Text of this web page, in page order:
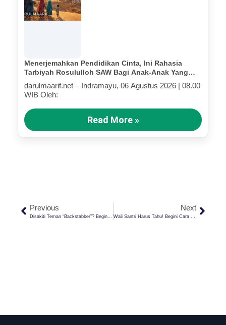
Menerjemahkan Pendidikan Cinta, Ini Rahasia
Tarbiyah Rosululloh SAW Bagi Anak-Anak Yang
Terluka (Bagian IV)
darulmaarif.net – Indramayu, 06 Agustus 2026 | 08.00
WIB Oleh:
Read More »
Previous Next